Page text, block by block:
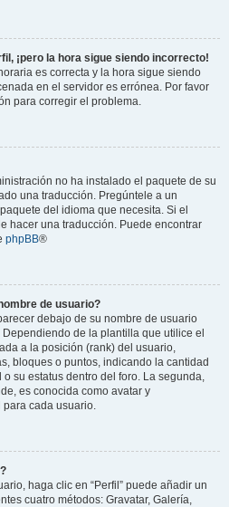
¡pero la hora sigue siendo incorrecto!
es correcta y la hora sigue siendo
en el servidor es errónea. Por favor
para corregir el problema.
no ha instalado el paquete de su
una traducción. Pregúntele a un
del idioma que necesita. Si el
hacer una traducción. Puede encontrar
phpBB®
de usuario?
debajo de su nombre de usuario
de la plantilla que utilice el
a la posición (rank) del usuario,
bloques o puntos, indicando la cantidad
su estatus dentro del foro. La segunda,
es conocida como avatar y
cada usuario.
haga clic en “Perfil” puede añadir un
cuatro métodos: Gravatar, Galería,